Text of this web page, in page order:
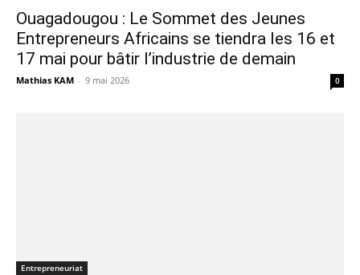
Ouagadougou : Le Sommet des Jeunes
Entrepreneurs Africains se tiendra les 16 et
17 mai pour bâtir l’industrie de demain
Mathias KAM - 9 mai 2026 0
Entrepreneuriat